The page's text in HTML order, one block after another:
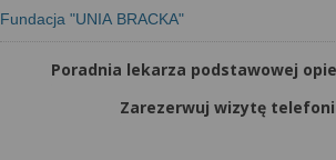
Fundacja "UNIA BRACKA"
Poradnia lekarza podstawowej
Zarezerwuj wizytę